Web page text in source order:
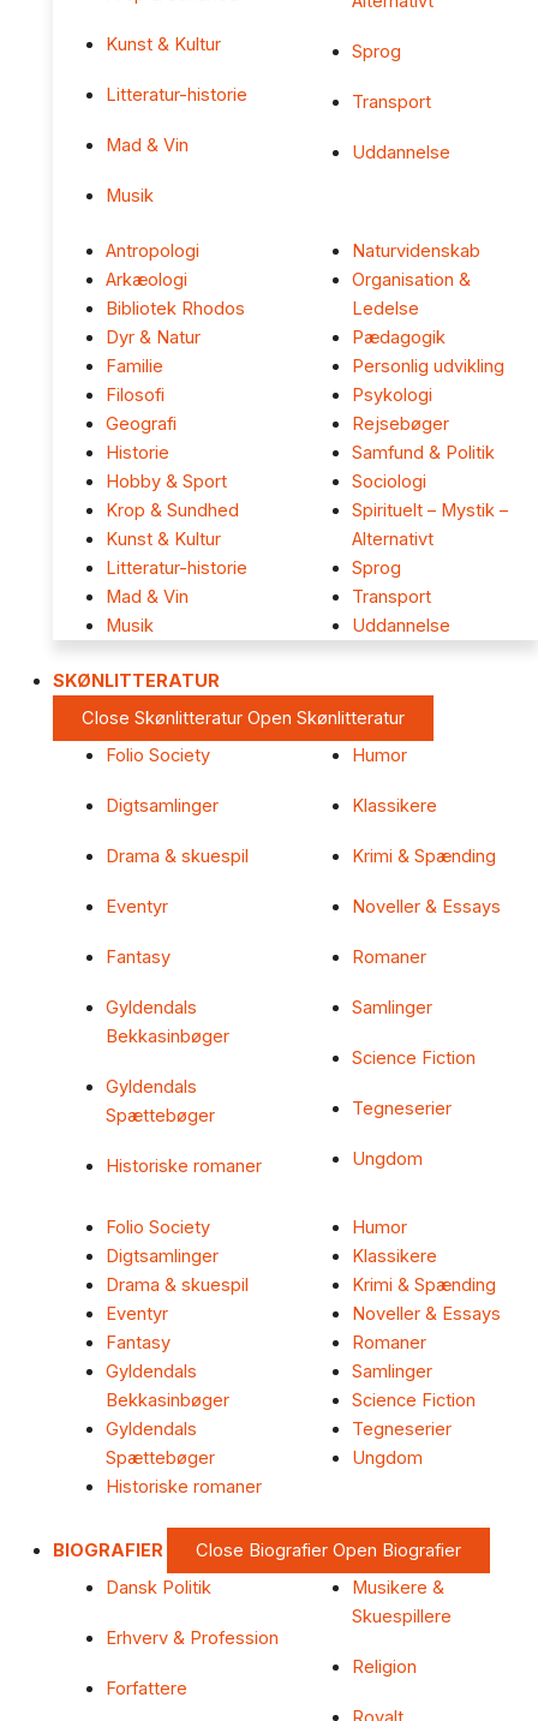
Kunst & Kultur
Litteratur-historie
Mad & Vin
Musik
Sprog
Transport
Uddannelse
Antropologi
Arkæologi
Bibliotek Rhodos
Dyr & Natur
Familie
Filosofi
Geografi
Historie
Hobby & Sport
Krop & Sundhed
Kunst & Kultur
Litteratur-historie
Mad & Vin
Musik
Naturvidenskab
Organisation &
Ledelse
Pædagogik
Personlig udvikling
Psykologi
Rejsebøger
Samfund & Politik
Sociologi
Spirituelt – Mystik –
Alternativt
Sprog
Transport
Uddannelse
SKØNLITTERATUR
Close Skønlitteratur Open Skønlitteratur
Folio Society
Digtsamlinger
Drama & skuespil
Eventyr
Fantasy
Gyldendals
Bekkasinbøger
Gyldendals
Spættebøger
Historiske romaner
Humor
Klassikere
Krimi & Spænding
Noveller & Essays
Romaner
Samlinger
Science Fiction
Tegneserier
Ungdom
Folio Society
Digtsamlinger
Drama & skuespil
Eventyr
Fantasy
Gyldendals
Bekkasinbøger
Gyldendals
Spættebøger
Historiske romaner
Humor
Klassikere
Krimi & Spænding
Noveller & Essays
Romaner
Samlinger
Science Fiction
Tegneserier
Ungdom
BIOGRAFIER Close Biografier Open Biografier
Dansk Politik
Erhverv & Profession
Forfattere
Musikere &
Skuespillere
Religion